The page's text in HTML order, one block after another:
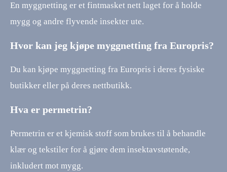
En myggnetting er et fintmasket nett laget for å holde
mygg og andre flyvende insekter ute.
Hvor kan jeg kjøpe myggnetting fra Europris?
Du kan kjøpe myggnetting fra Europris i deres fysiske
butikker eller på deres nettbutikk.
Hva er permetrin?
Permetrin er et kjemisk stoff som brukes til å behandle
klær og tekstiler for å gjøre dem insektavstøtende,
inkludert mot mygg.